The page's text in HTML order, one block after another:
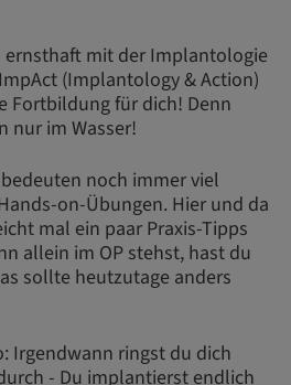
mit der Implantologie
(Implantology & Action)
Fortbildung für dich! Denn
nur im Wasser!
noch immer viel
on-Übungen. Hier und da
mal ein paar Praxis-Tipps
allein im OP stehst, hast du
sollte heutzutage anders
Irgendwann ringst du dich
- Du implantierst endlich